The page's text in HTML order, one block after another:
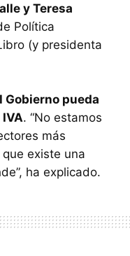
y Teresa
Política
(y presidenta
Gobierno pueda
. “No estamos
más
existe una
ha explicado.